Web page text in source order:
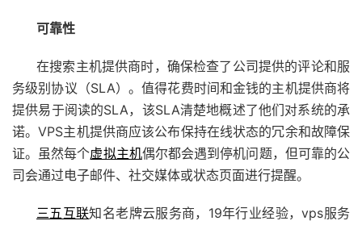
可靠性
在搜索主机提供商时，确保检查了公司提供的评论和服
务级别协议（SLA）。值得花费时间和金钱的主机提供商将
提供易于阅读的SLA，该SLA清楚地概述了他们对系统的承
诺。VPS主机提供商应该公布保持在线状态的冗余和故障保
证。虽然每个虚拟主机偶尔都会遇到停机问题，但可靠的公
司会通过电子邮件、社交媒体或状态页面进行提醒。
三五互联知名老牌云服务商，19年行业经验，vps服务